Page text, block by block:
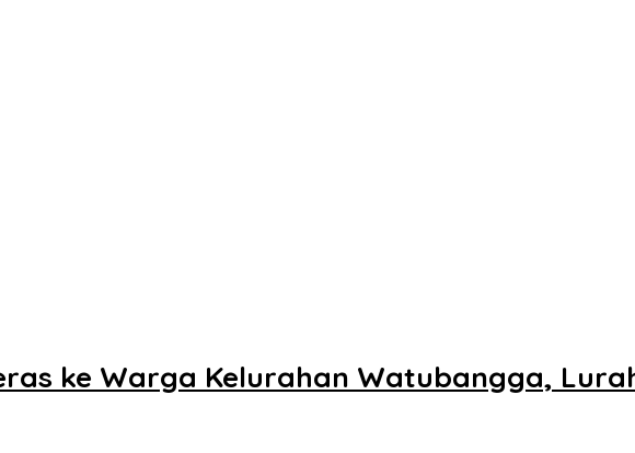
ke Warga Kelurahan Watubangga,